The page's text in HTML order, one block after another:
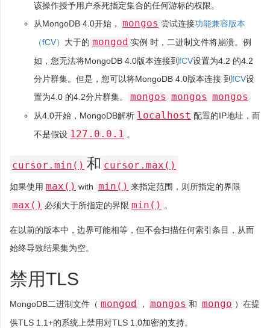
该操作授予用户杀死指定集合的​​任何游标的权限。
从MongoDB 4.0开始，
mongos 尝试连接功能兼容版本
（fCV） 大于的 mongod 实例 时，二进制文件将崩溃。例
如，您无法将MongoDB 4.0版本连接到fCV设置为4.2 的4.2
分片群集。但是，您可以将MongoDB 4.0版本连接 到fCV设
置为4.0 的4.2分片群集。
mongos mongos mongos
从4.0开始，MongoDB解析 localhost 配置的IP地址，而
不是假设 127.0.0.1 。
cursor.min() 和 cursor.max()
如果使用 max() with min() 来指定范围，则所指定的界限
max() 必须大于所指定的界限 min() 。
在以前的版本中，边界可能相等，但不会扫描任何索引条目，从而
始终导致结果集为空。
禁用TLS
MongoDB二进制文件（ mongod ， mongos 和 mongo ）在提
供TLS 1.1+的系统上禁用对TLS 1.0加密的支持。